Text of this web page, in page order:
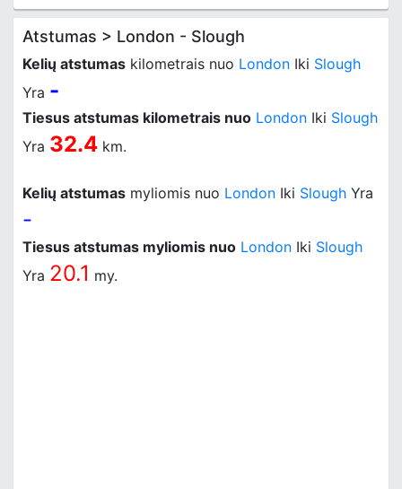
Atstumas > London - Slough
Kelių atstumas kilometrais nuo London Iki Slough
Yra -
Tiesus atstumas kilometrais nuo London Iki Slough
Yra 32.4 km.
Kelių atstumas myliomis nuo London Iki Slough Yra
-
Tiesus atstumas myliomis nuo London Iki Slough
Yra 20.1 my.